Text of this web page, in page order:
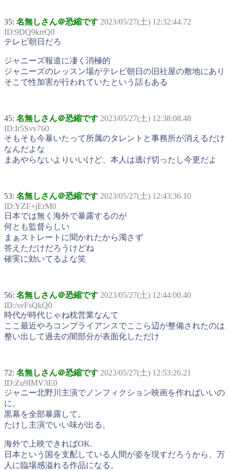
35: 名無しさん＠恐縮です 2023/05/27(土) 12:32:44.72
ID:9DQ9krrQ0
テレビ朝日だろ
ジャニーズ報道に凄く消極的
ジャニーズのレッスン場がテレビ朝日の旧社屋の敷地にあり
そこで性加害が行われていたという話もある
45: 名無しさん＠恐縮です 2023/05/27(土) 12:38:08.48
ID:Ir5Svv760
そもそも今暴いたって所属のタレントと事務所が消えるだけ
なんだよな
まあやらないよりいいけど、本人は逃げ切ったし今更だよ
53: 名無しさん＠恐縮です 2023/05/27(土) 12:43:36.10
ID:YZF+jErM0
日本では無く海外で暴露するのが
何とも監督らしい
まぁストレートに聞かれたから濁さず
答えただけだろうけどね
確実に効いてるよな笑
56: 名無しさん＠恐縮です 2023/05/27(土) 12:44:00.40
ID:/svFsQkQ0
時代が時代じゃね枕営業なんて
ここ最近やろコンプライアンスでここら辺が整備されたのは
整い出して過去の闇部分が表面化しただけ
72: 名無しさん＠恐縮です 2023/05/27(土) 12:53:26.21
ID:Zu9IMV3E0
ジャニー北野川主演でノンフィクション映画を作ればいいの
に。
黒幕を全部暴露して。
たけし主演でいい味が出る。
海外で上映できればOK.
日本という国を支配している人間が姿を現すだろうから、万
人に臨場感溢れる作品になる。